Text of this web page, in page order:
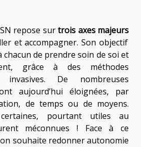
repose surtrois axes majeurs
et accompagner. Son objectif
de prendre soin de soi et
grâce à des méthodes
De nombreuses
aujourd’hui éloignées, par
de temps ou de moyens.
pourtant utiles au
méconnues ! Face à ce
souhaite redonner autonomie